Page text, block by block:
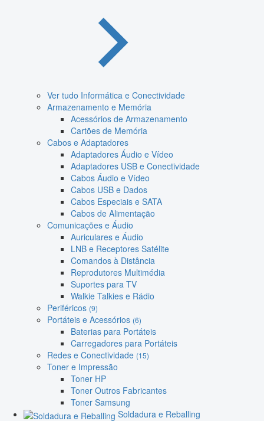
Ver tudo Informática e Conectividade
Armazenamento e Memória
Acessórios de Armazenamento
Cartões de Memória
Cabos e Adaptadores
Adaptadores Áudio e Vídeo
Adaptadores USB e Conectividade
Cabos Áudio e Vídeo
Cabos USB e Dados
Cabos Especiais e SATA
Cabos de Alimentação
Comunicações e Áudio
Auriculares e Áudio
LNB e Receptores Satélite
Comandos à Distância
Reprodutores Multimédia
Suportes para TV
Walkie Talkies e Rádio
Periféricos (9)
Portáteis e Acessórios (6)
Baterias para Portáteis
Carregadores para Portáteis
Redes e Conectividade (15)
Toner e Impressão
Toner HP
Toner Outros Fabricantes
Toner Samsung
Soldadura e Reballing